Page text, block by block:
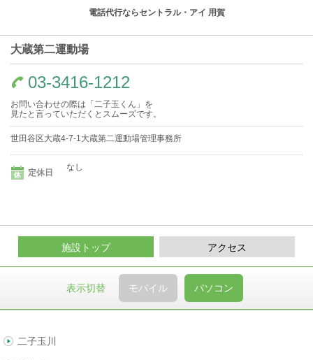
電話代行ならセントラル・アイ 用賀
大蔵第二運動場
03-3416-1212
お問い合わせの際は「二子玉くん」を
見たと言っていただくとスムーズです。
世田谷区大蔵4-7-1大蔵第二運動場管理事務所
定休日
なし
施設トップ アクセス
表示切替 モバイル パソコン
二子玉川